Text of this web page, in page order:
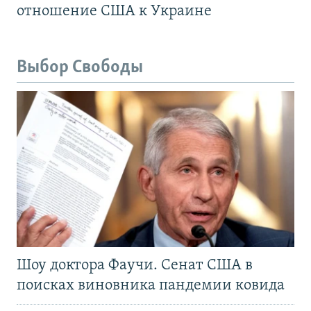
отношение США к Украине
Выбор Свободы
Шоу доктора Фаучи. Сенат США в
поисках виновника пандемии ковида